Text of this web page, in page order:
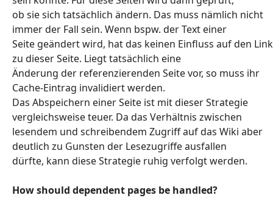
ob sie sich tatsächlich ändern. Das muss nämlich nicht
immer der Fall sein. Wenn bspw. der Text einer
Seite geändert wird, hat das keinen Einfluss auf den Link
zu dieser Seite. Liegt tatsächlich eine
Änderung der referenzierenden Seite vor, so muss ihr
Cache-Eintrag invalidiert werden.
Das Abspeichern einer Seite ist mit dieser Strategie
vergleichsweise teuer. Da das Verhältnis zwischen
lesendem und schreibendem Zugriff auf das Wiki aber
deutlich zu Gunsten der Lesezugriffe ausfallen
dürfte, kann diese Strategie ruhig verfolgt werden.
How should dependent pages be handled?